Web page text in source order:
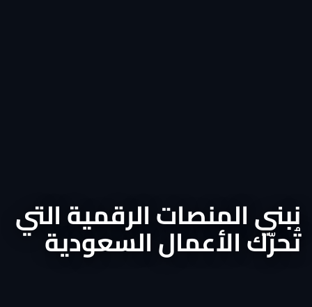
نبني المنصات الرقمية التي
تُحرّك الأعمال السعودية